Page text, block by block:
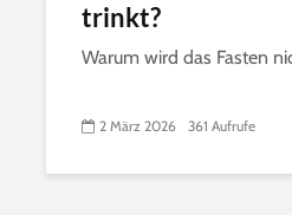
trinkt?
Warum wird das Fasten
2 März 2026 361 Aufrufe